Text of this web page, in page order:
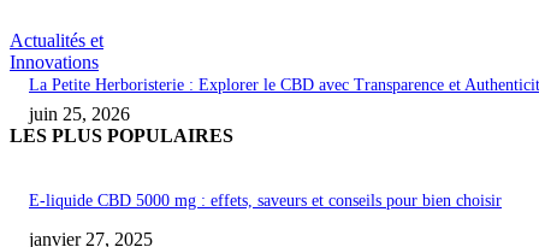
Actualités et
Innovations
La Petite Herboristerie : Explorer le CBD avec Transparence et
juin 25, 2026
LES PLUS POPULAIRES
E-liquide CBD 5000 mg : effets, saveurs et conseils pour bien choisir
janvier 27, 2025